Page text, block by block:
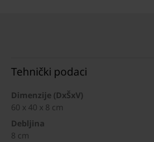
Tehnički podaci
Dimenzije (DxŠxV)
60 x 40 x 8 cm
Debljina
8 cm